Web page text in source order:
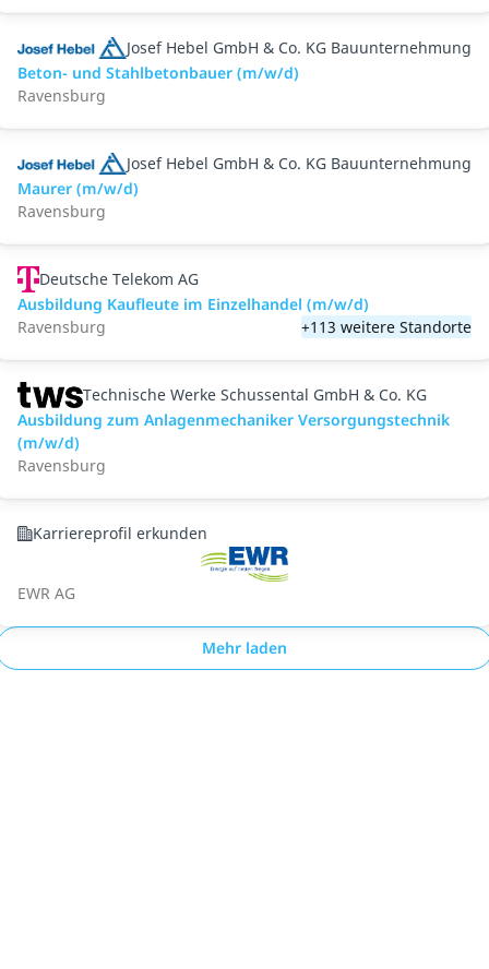
Josef Hebel GmbH & Co. KG Bauunternehmung
Beton- und Stahlbetonbauer (m/w/d)
Ravensburg
Josef Hebel GmbH & Co. KG Bauunternehmung
Maurer (m/w/d)
Ravensburg
Deutsche Telekom AG
Ausbildung Kaufleute im Einzelhandel (m/w/d)
Ravensburg
+113 weitere Standorte
Technische Werke Schussental GmbH & Co. KG
Ausbildung zum Anlagenmechaniker Versorgungstechnik
(m/w/d)
Ravensburg
Karriereprofil erkunden
EWR AG
Mehr laden